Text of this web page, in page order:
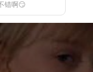
错啊😏